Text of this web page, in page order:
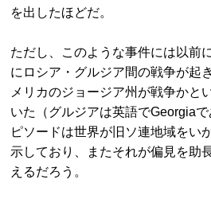
を出したほどだ。
ただし、このような事件には以前
にロシア・グルジア間の戦争が起
メリカのジョージア州が戦争かと
いた（グルジアは英語でGeorgia
ピソードは世界が旧ソ連地域をい
示しており、またそれが偏見を助
えるだろう。